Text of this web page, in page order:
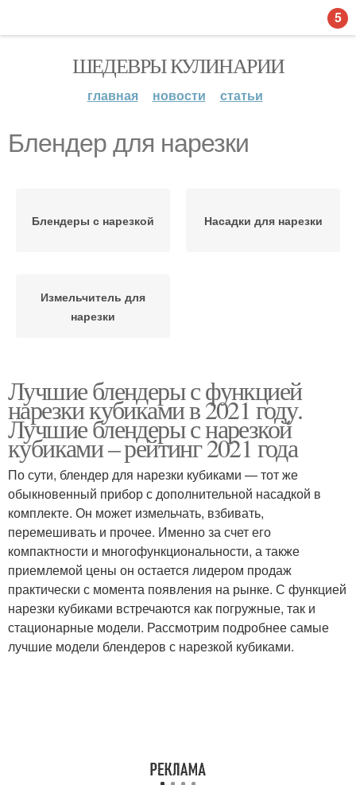
ШЕДЕВРЫ КУЛИНАРИИ
главная новости статьи
Блендер для нарезки
Блендеры с нарезкой Насадки для нарезки
Измельчитель для
нарезки
Лучшие блендеры с функцией
нарезки кубиками в 2021 году.
Лучшие блендеры с нарезкой
кубиками – рейтинг 2021 года
По сути, блендер для нарезки кубиками — тот же
обыкновенный прибор с дополнительной насадкой в
комплекте. Он может измельчать, взбивать,
перемешивать и прочее. Именно за счет его
компактности и многофункциональности, а также
приемлемой цены он остается лидером продаж
практически с момента появления на рынке. С функцией
нарезки кубиками встречаются как погружные, так и
стационарные модели. Рассмотрим подробнее самые
лучшие модели блендеров с нарезкой кубиками.
5